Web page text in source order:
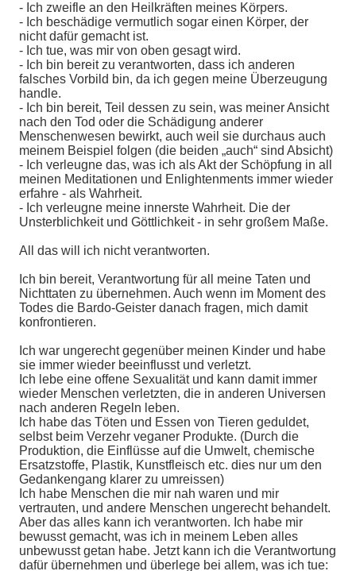
- Ich zweifle an den Heilkräften meines Körpers.
- Ich beschädige vermutlich sogar einen Körper, der
nicht dafür gemacht ist.
- Ich tue, was mir von oben gesagt wird.
- Ich bin bereit zu verantworten, dass ich anderen
falsches Vorbild bin, da ich gegen meine Überzeugung
handle.
- Ich bin bereit, Teil dessen zu sein, was meiner Ansicht
nach den Tod oder die Schädigung anderer
Menschenwesen bewirkt, auch weil sie durchaus auch
meinem Beispiel folgen (die beiden „auch“ sind Absicht)
- Ich verleugne das, was ich als Akt der Schöpfung in all
meinen Meditationen und Enlightenments immer wieder
erfahre - als Wahrheit.
- Ich verleugne meine innerste Wahrheit. Die der
Unsterblichkeit und Göttlichkeit - in sehr großem Maße.
All das will ich nicht verantworten.
Ich bin bereit, Verantwortung für all meine Taten und
Nichttaten zu übernehmen. Auch wenn im Moment des
Todes die Bardo-Geister danach fragen, mich damit
konfrontieren.
Ich war ungerecht gegenüber meinen Kinder und habe
sie immer wieder beeinflusst und verletzt.
Ich lebe eine offene Sexualität und kann damit immer
wieder Menschen verletzten, die in anderen Universen
nach anderen Regeln leben.
Ich habe das Töten und Essen von Tieren geduldet,
selbst beim Verzehr veganer Produkte. (Durch die
Produktion, die Einflüsse auf die Umwelt, chemische
Ersatzstoffe, Plastik, Kunstfleisch etc. dies nur um den
Gedankengang klarer zu umreissen)
Ich habe Menschen die mir nah waren und mir
vertrauten, und andere Menschen ungerecht behandelt.
Aber das alles kann ich verantworten. Ich habe mir
bewusst gemacht, was ich in meinem Leben alles
unbewusst getan habe. Jetzt kann ich die Verantwortung
dafür übernehmen und überlege bei allem, was ich tue: